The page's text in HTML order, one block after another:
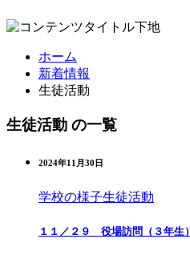
ホーム
新着情報
生徒活動
生徒活動 の一覧
2024年11月30日
学校の様子生徒活動
１１／２９ 役場訪問（３年生）